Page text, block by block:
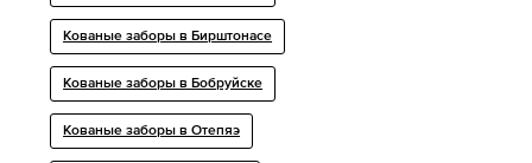
Кованые заборы в Бирштонасе
Кованые заборы в Бобруйске
Кованые заборы в Отепяэ